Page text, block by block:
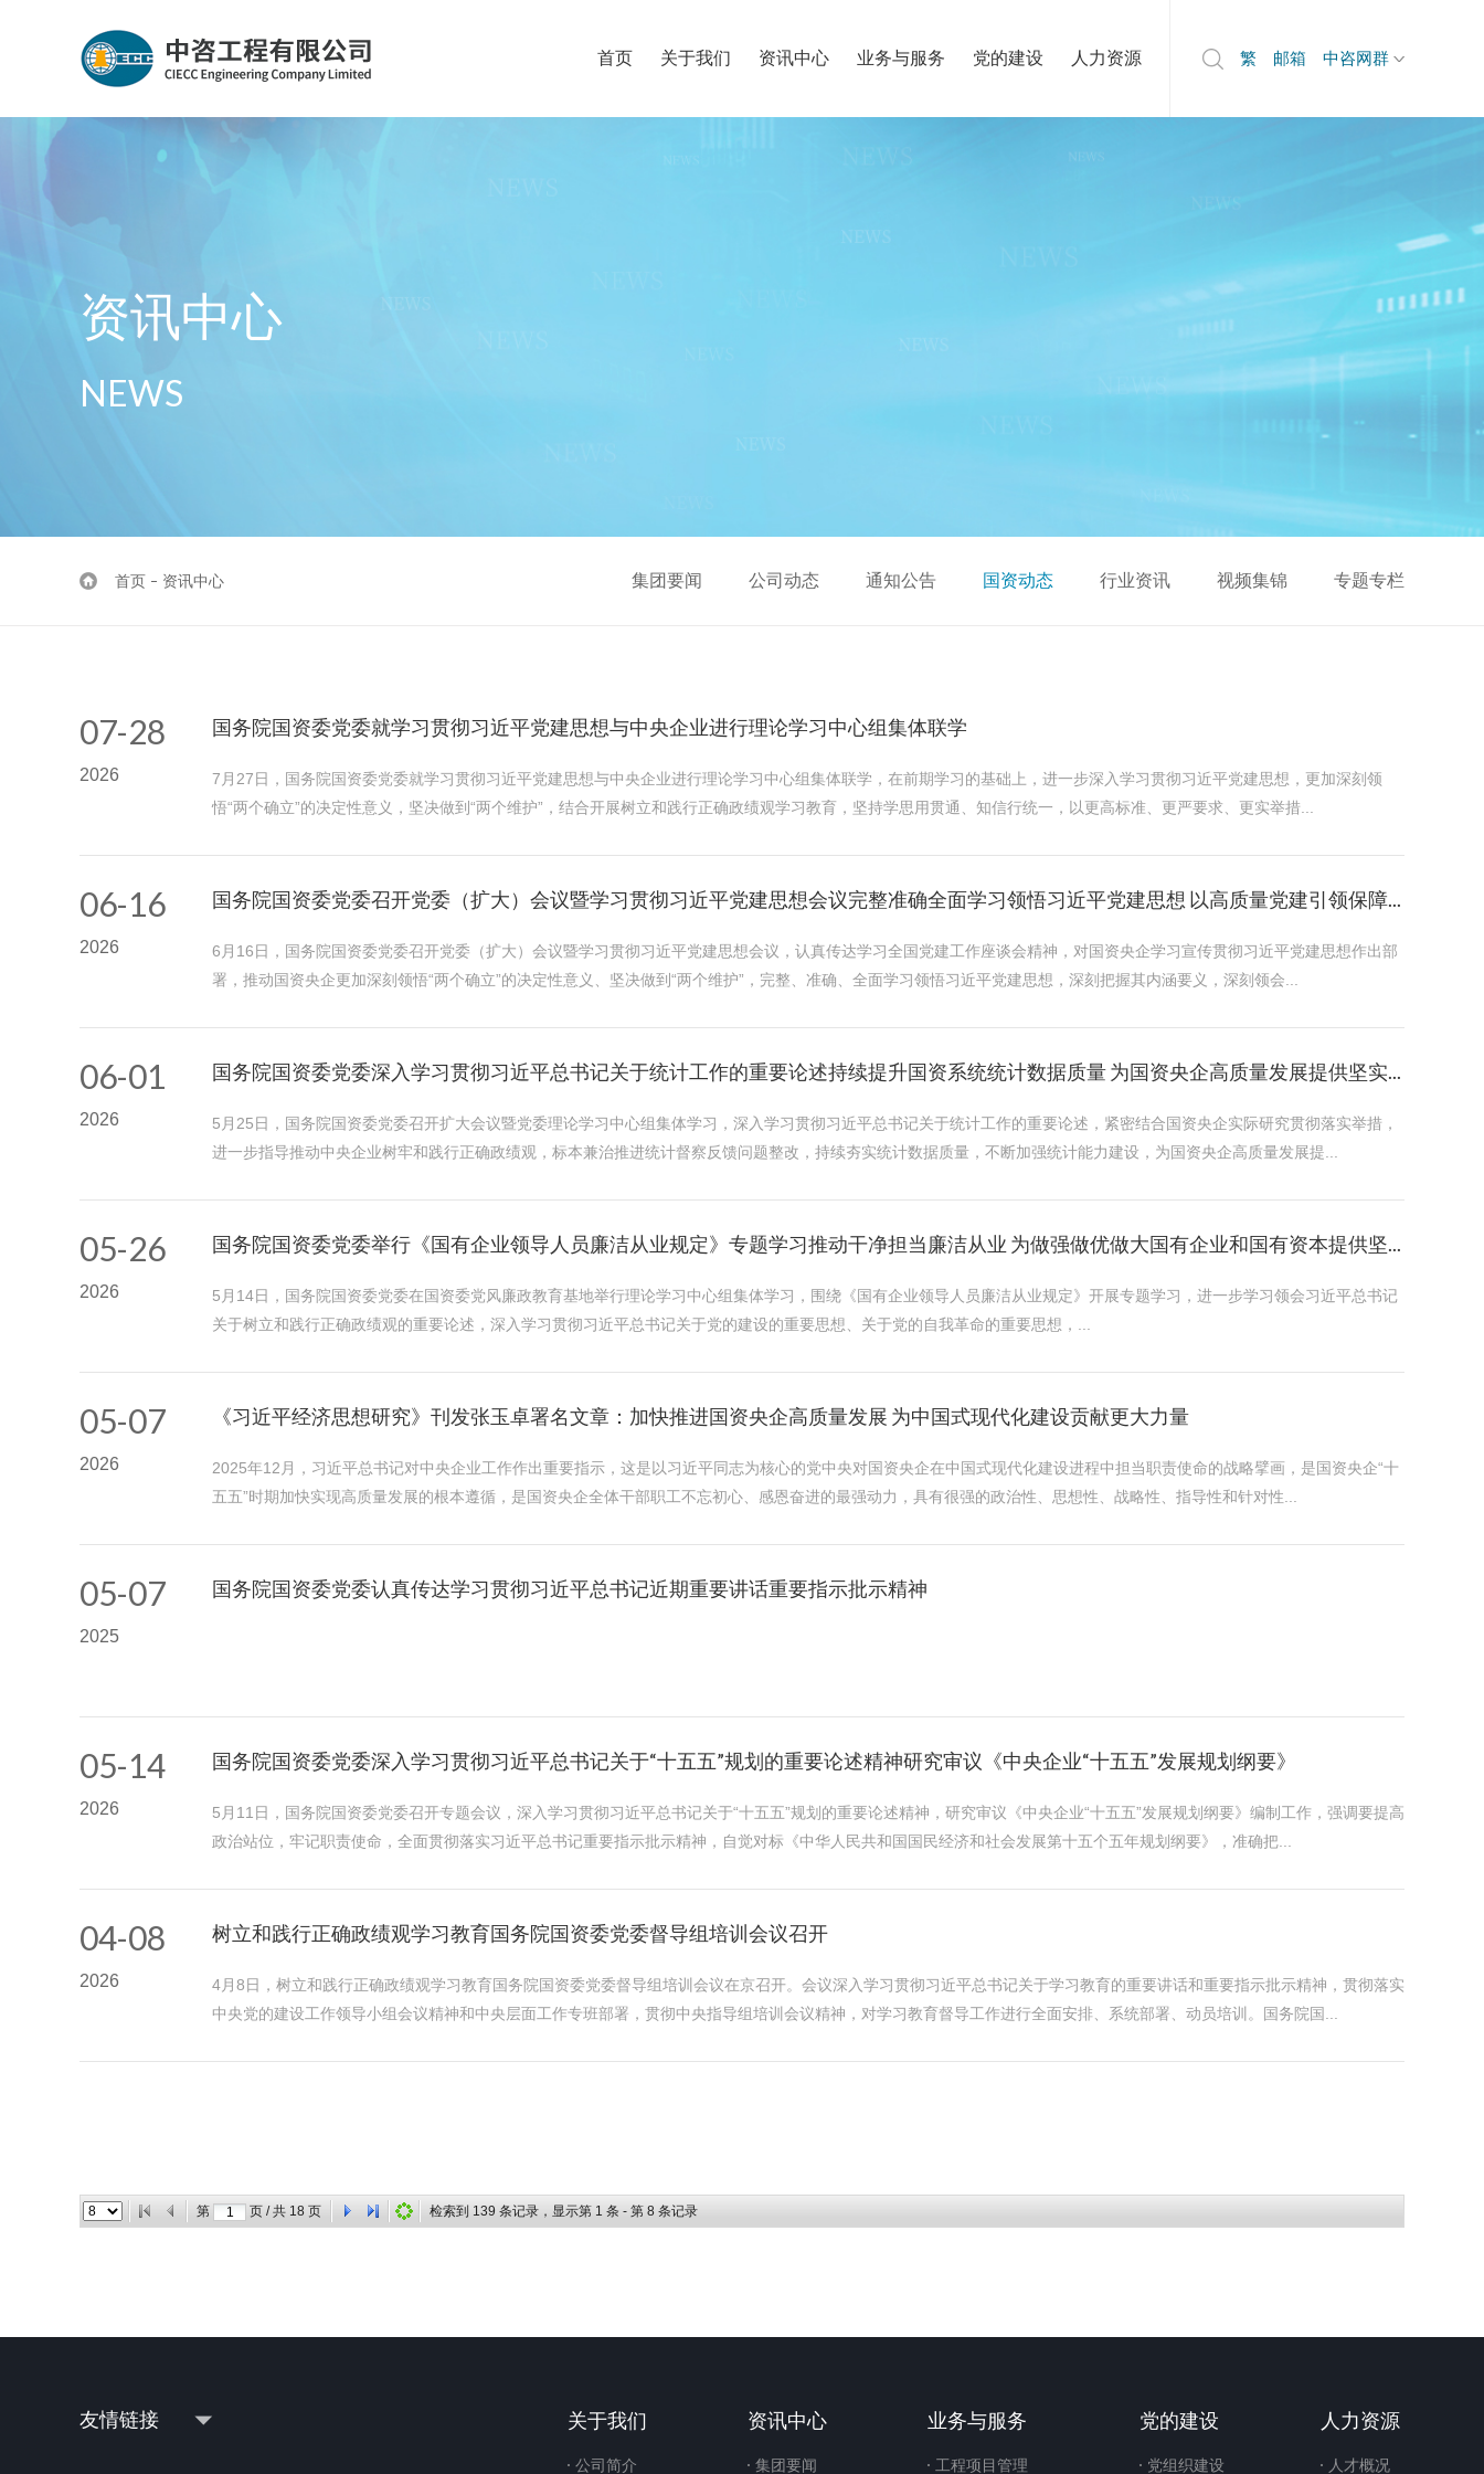
首页 关于我们 资讯中心 业务与服务 党的建设 人力资源 繁 邮箱 中咨网群
资讯中心
NEWS
首页 资讯中心 集团要闻 公司动态 通知公告 国资动态 行业资讯 视频集锦 专题专栏
07-28
2026
国务院国资委党委就学习贯彻习近平党建思想与中央企业进行理论学习中心组集体联学
7月27日，国务院国资委党委就学习贯彻习近平党建思想与中央企业进行理论学习中心组集体联学，在前期学习的基础上，进一步深入学习贯彻习近平党建思想，更加深刻领
悟“两个确立”的决定性意义，坚决做到“两个维护”，结合开展树立和践行正确政绩观学习教育，坚持学思用贯通、知信行统一，以更高标准、更严要求、更实举措...
06-16
2026
国务院国资委党委召开党委（扩大）会议暨学习贯彻习近平党建思想会议完整准确全面学习领悟习近平党建思想 以高质量党建引领保障...
6月16日，国务院国资委党委召开党委（扩大）会议暨学习贯彻习近平党建思想会议，认真传达学习全国党建工作座谈会精神，对国资央企学习宣传贯彻习近平党建思想作出部
署，推动国资央企更加深刻领悟“两个确立”的决定性意义、坚决做到“两个维护”，完整、准确、全面学习领悟习近平党建思想，深刻把握其内涵要义，深刻领会...
06-01
2026
国务院国资委党委深入学习贯彻习近平总书记关于统计工作的重要论述持续提升国资系统统计数据质量 为国资央企高质量发展提供坚实...
5月25日，国务院国资委党委召开扩大会议暨党委理论学习中心组集体学习，深入学习贯彻习近平总书记关于统计工作的重要论述，紧密结合国资央企实际研究贯彻落实举措，
进一步指导推动中央企业树牢和践行正确政绩观，标本兼治推进统计督察反馈问题整改，持续夯实统计数据质量，不断加强统计能力建设，为国资央企高质量发展提...
05-26
2026
国务院国资委党委举行《国有企业领导人员廉洁从业规定》专题学习推动干净担当廉洁从业 为做强做优做大国有企业和国有资本提供坚...
5月14日，国务院国资委党委在国资委党风廉政教育基地举行理论学习中心组集体学习，围绕《国有企业领导人员廉洁从业规定》开展专题学习，进一步学习领会习近平总书记
关于树立和践行正确政绩观的重要论述，深入学习贯彻习近平总书记关于党的建设的重要思想、关于党的自我革命的重要思想，...
05-07
2026
《习近平经济思想研究》刊发张玉卓署名文章：加快推进国资央企高质量发展 为中国式现代化建设贡献更大力量
2025年12月，习近平总书记对中央企业工作作出重要指示，这是以习近平同志为核心的党中央对国资央企在中国式现代化建设进程中担当职责使命的战略擘画，是国资央企“十
五五”时期加快实现高质量发展的根本遵循，是国资央企全体干部职工不忘初心、感恩奋进的最强动力，具有很强的政治性、思想性、战略性、指导性和针对性...
05-07
2025
国务院国资委党委认真传达学习贯彻习近平总书记近期重要讲话重要指示批示精神
05-14
2026
国务院国资委党委深入学习贯彻习近平总书记关于“十五五”规划的重要论述精神研究审议《中央企业“十五五”发展规划纲要》
5月11日，国务院国资委党委召开专题会议，深入学习贯彻习近平总书记关于“十五五”规划的重要论述精神，研究审议《中央企业“十五五”发展规划纲要》编制工作，强调要提高
政治站位，牢记职责使命，全面贯彻落实习近平总书记重要指示批示精神，自觉对标《中华人民共和国国民经济和社会发展第十五个五年规划纲要》，准确把...
04-08
2026
树立和践行正确政绩观学习教育国务院国资委党委督导组培训会议召开
4月8日，树立和践行正确政绩观学习教育国务院国资委党委督导组培训会议在京召开。会议深入学习贯彻习近平总书记关于学习教育的重要讲话和重要指示批示精神，贯彻落实
中央党的建设工作领导小组会议精神和中央层面工作专班部署，贯彻中央指导组培训会议精神，对学习教育督导工作进行全面安排、系统部署、动员培训。国务院国...
第 页 / 共 18 页 检索到 139 条记录，显示第 1 条 - 第 8 条记录
友情链接 关于我们
公司简介
资讯中心
集团要闻
业务与服务
工程项目管理
党的建设
党组织建设
人力资源
人才概况